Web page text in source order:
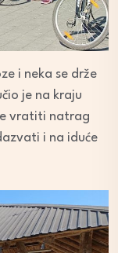
i neka se drže
je na kraju
vratiti natrag
i na iduće